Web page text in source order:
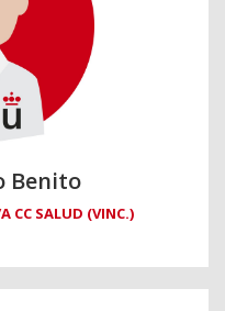
Benito
CC SALUD (VINC.)